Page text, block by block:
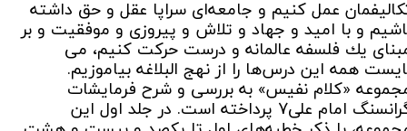
عمل كنيم و جامعه‌اى سراپا عقل و حق داشته
و با اميد و جهاد و تلاش و پيروزى و موفقيت و بر
يك فلسفه عالمانه و درست حركت كنيم، مى
همه اين درس‌ها را از نهج البلاغه بياموزيم.
«کلام نفیس» به بررسی و شرح فرمایشات
گرانسنگ امام علی7 پرداخته است. در جلد اول این